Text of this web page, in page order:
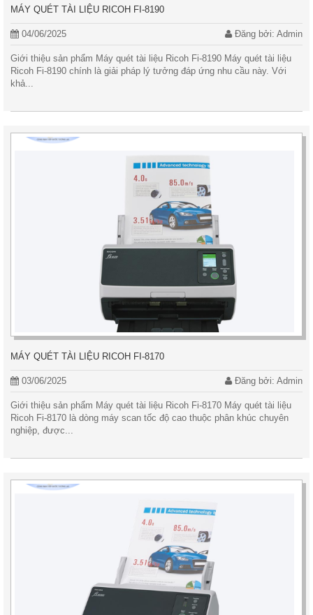
MÁY QUÉT TÀI LIỆU RICOH FI-8190
04/06/2025 Đăng bởi: Admin
Giới thiệu sản phẩm Máy quét tài liệu Ricoh Fi-8190 Máy quét tài liệu
Ricoh Fi-8190 chính là giải pháp lý tưởng đáp ứng nhu cầu này. Với
khả...
MÁY QUÉT TÀI LIỆU RICOH FI-8170
03/06/2025 Đăng bởi: Admin
Giới thiệu sản phẩm Máy quét tài liệu Ricoh Fi-8170 Máy quét tài liệu
Ricoh Fi-8170 là dòng máy scan tốc độ cao thuộc phân khúc chuyên
nghiệp, được...